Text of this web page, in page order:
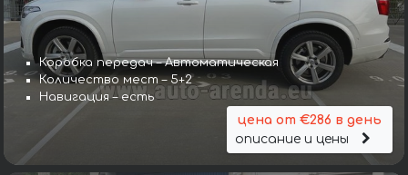
Коробка передач – Автоматическая
Количество мест – 5+2
Навигация – есть
цена от €286 в день
описание и цены